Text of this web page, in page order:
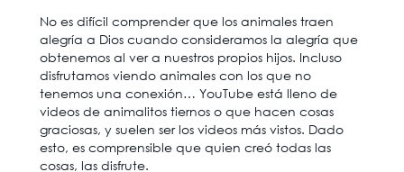
No es difícil comprender que los animales traen
alegría a Dios cuando consideramos la alegría que
obtenemos al ver a nuestros propios hijos. Incluso
disfrutamos viendo animales con los que no
tenemos una conexión… YouTube está lleno de
videos de animalitos tiernos o que hacen cosas
graciosas, y suelen ser los videos más vistos. Dado
esto, es comprensible que quien creó todas las
cosas, las disfrute.